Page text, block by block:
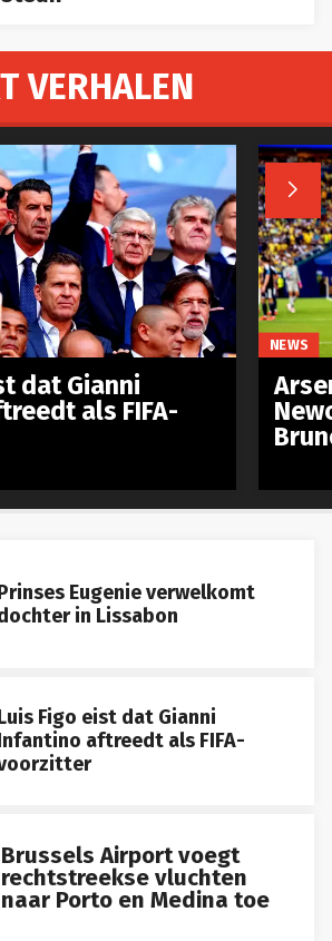
Eugenie verwelkomt
in Lissabon
Figo eist dat Gianni
aftreedt als FIFA-
Brussels Airport voegt
rechtstreekse vluchten
naar Porto en Medina toe
VERHALEN

dat Gianni
als FIFA-
NEWS